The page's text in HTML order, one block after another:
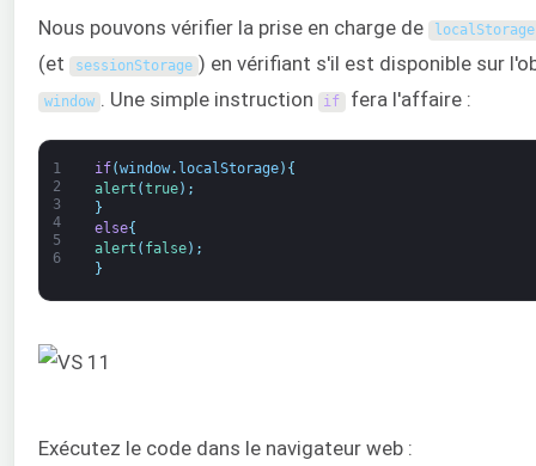
Nous pouvons vérifier la prise en charge de localStorage
(et sessionStorage ) en vérifiant s'il est disponible sur
window . Une simple instruction if fera l'affaire :
1
2
3
4
5
6
if(window. localStorage) {
alert (true) ;
}
else{
alert ( false) ;
}
Exécutez le code dans le navigateur web :